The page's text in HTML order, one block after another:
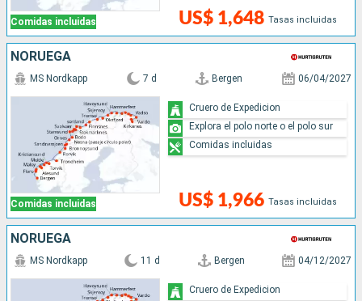
Comidas incluidas US$ 1,648 Tasas incluidas
NORUEGA
Comidas incluidas
MS Nordkapp 7 d Bergen 06/04/2027
US$ 1,966 Tasas incluidas
Cruero de Expedicion
Explora el polo norte o el polo sur
Comidas incluidas
NORUEGA
MS Nordkapp 11 d Bergen 04/12/2027
Cruero de Expedicion